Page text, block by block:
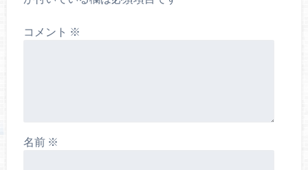
コメント ※
名前 ※